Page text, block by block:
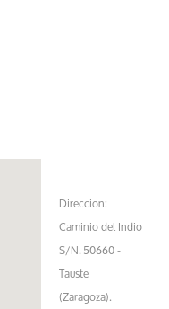
Direccion:
Caminio del Indio
S/N. 50660 -
Tauste
(Zaragoza).